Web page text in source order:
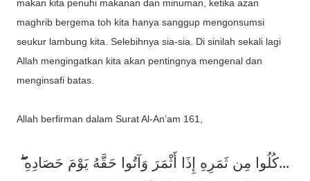
makan kita penuhi makanan dan minuman, ketika azan
maghrib bergema toh kita hanya sanggup mengonsumsi
seukur lambung kita. Selebihnya sia-sia. Di sinilah sekali lagi
Allah mengingatkan kita akan pentingnya mengenal dan
menginsafi batas.
Allah berfirman dalam Surat Al-An’am 161,
...كُلُوا مِن ثَمَرِهِ إِذَا أَثْمَرَ وَآتُوا حَقَّهُ يَوْمَ حَصَادِهِ